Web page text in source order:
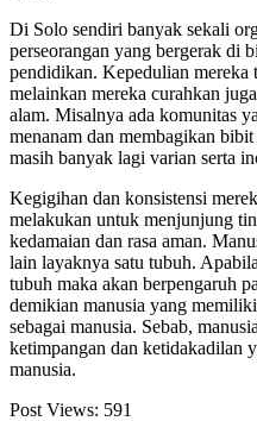
Di Solo sendiri banyak sekali
perseorangan yang bergerak di
pendidikan. Kepedulian mereka
melainkan mereka curahkan
alam. Misalnya ada komunitas
menanam dan membagikan
masih banyak lagi varian serta
Kegigihan dan konsistensi
melakukan untuk menjunjung
kedamaian dan rasa aman.
lain layaknya satu tubuh.
tubuh maka akan berpengaruh
demikian manusia yang
sebagai manusia. Sebab,
ketimpangan dan ketidakadilan
manusia.
Post Views: 591